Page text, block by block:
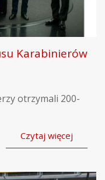
Karabinierów
otrzymali 200-
Czytaj więcej